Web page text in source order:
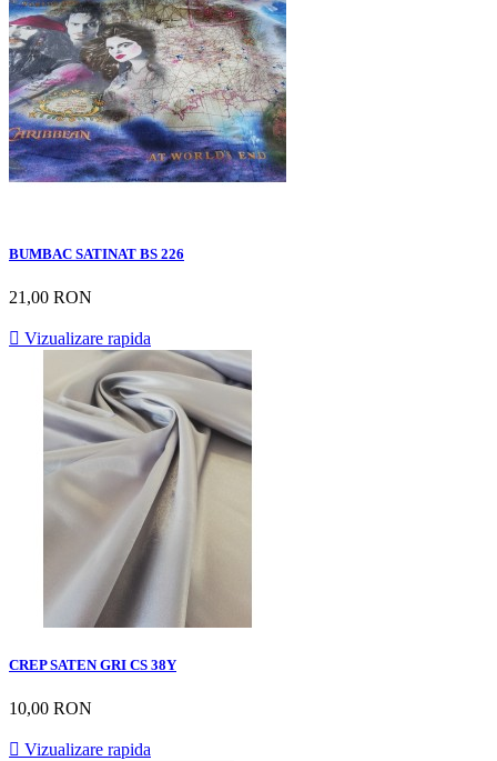
BUMBAC SATINAT BS 226
21,00 RON
 Vizualizare rapida
CREP SATEN GRI CS 38Y
10,00 RON
 Vizualizare rapida